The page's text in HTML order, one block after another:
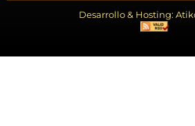
Desarrollo & Hosting: